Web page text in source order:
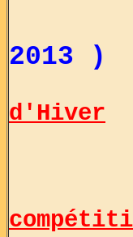
2013 )
d'Hiver